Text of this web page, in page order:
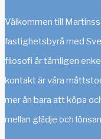
Välkommen till
fastighetsbyrå med
filosofi är tämligen
kontakt är våra
mer än bara att köpa
mellan glädje och